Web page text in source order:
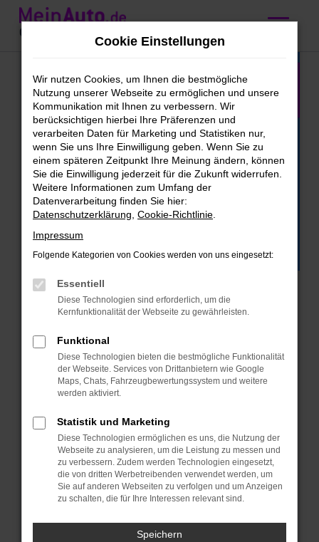
Zum
Hauptinhalt
Viel Klasse. Viel Platz. Viel
Mercedes.
DerMercedes-Benz C 200 d steht für
modernen Komfort, digitale Innovation,
großzügiges Raumgefühl und hohe
bisschen mehr gönnen möchten.
Schonab € 279.- monatlich ohne
Anzahlunggünstig leasen oder zum
Schnäppchenpreisab € 24.944.-
Cookie Einstellungen
Wir nutzen Cookies, um Ihnen die bestmögliche
Nutzung unserer Webseite zu ermöglichen und unsere
Kommunikation mit Ihnen zu verbessern. Wir
berücksichtigen hierbei Ihre Präferenzen und
verarbeiten Daten für Marketing und Statistiken nur,
wenn Sie uns Ihre Einwilligung geben. Wenn Sie zu
einem späteren Zeitpunkt Ihre Meinung ändern, können
Sie die Einwilligung jederzeit für die Zukunft widerrufen.
Weitere Informationen zum Umfang der
Datenverarbeitung finden Sie hier:
Datenschutzerklärung Cookie-Richtlinie
Impressum
Folgende Kategorien von Cookies werden von uns eingesetzt:
Essentiell
Diese Technologien sind erforderlich, um die
Kernfunktionalität der Webseite zu gewährleisten.
Funktional
Diese Technologien bieten die bestmögliche Funktionalität
der Webseite. Services von Drittanbietern wie Google
Maps, Chats, Fahrzeugbewertungssystem und weitere
werden aktiviert.
Statistik und Marketing
Diese Technologien ermöglichen es uns, die Nutzung der
Webseite zu analysieren, um die Leistung zu messen und
zu verbessern. Zudem werden Technologien eingesetzt,
die von dritten Werbetreibenden verwendet werden, um
Sie auf anderen Webseiten zu verfolgen und um Anzeigen
zu schalten, die für Ihre Interessen relevant sind.
Speichern